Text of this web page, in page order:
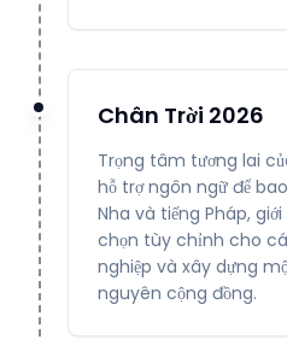
Chân Trời 2026
Trọng tâm tương lai
hỗ trợ ngôn ngữ để
Nha và tiếng Pháp,
chọn tùy chỉnh cho
nghiệp và xây dựng
nguyên cộng đồng.